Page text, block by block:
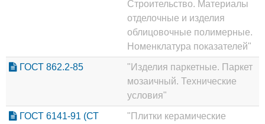
Строительство. Материалы
отделочные и изделия
облицовочные полимерные.
Номенклатура показателей"
ГОСТ 862.2-85
"Изделия паркетные. Паркет
мозаичный. Технические
условия"
ГОСТ 6141-91 (СТ
"Плитки керамические